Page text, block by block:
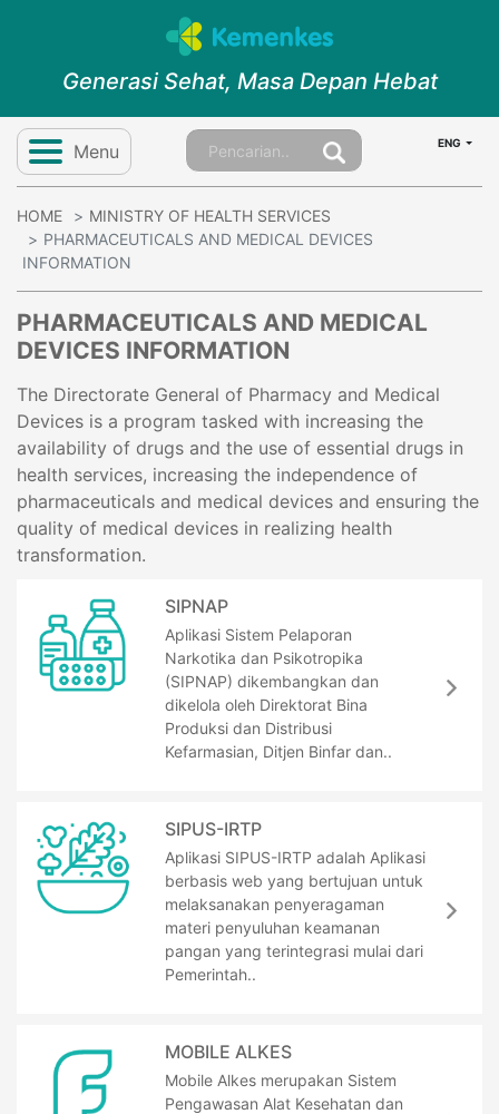
Generasi Sehat, Masa Depan Hebat
Menu ENG
HOME
MINISTRY OF HEALTH SERVICES
PHARMACEUTICALS AND MEDICAL DEVICES
INFORMATION
PHARMACEUTICALS AND MEDICAL
DEVICES INFORMATION
The Directorate General of Pharmacy and Medical
Devices is a program tasked with increasing the
availability of drugs and the use of essential drugs in
health services, increasing the independence of
pharmaceuticals and medical devices and ensuring the
quality of medical devices in realizing health
transformation.
SIPNAP
Aplikasi Sistem Pelaporan
Narkotika dan Psikotropika
(SIPNAP) dikembangkan dan
dikelola oleh Direktorat Bina
Produksi dan Distribusi
Kefarmasian, Ditjen Binfar dan..
SIPUS-IRTP
Aplikasi SIPUS-IRTP adalah Aplikasi
berbasis web yang bertujuan untuk
melaksanakan penyeragaman
materi penyuluhan keamanan
pangan yang terintegrasi mulai dari
Pemerintah..
MOBILE ALKES
Mobile Alkes merupakan Sistem
Pengawasan Alat Kesehatan dan